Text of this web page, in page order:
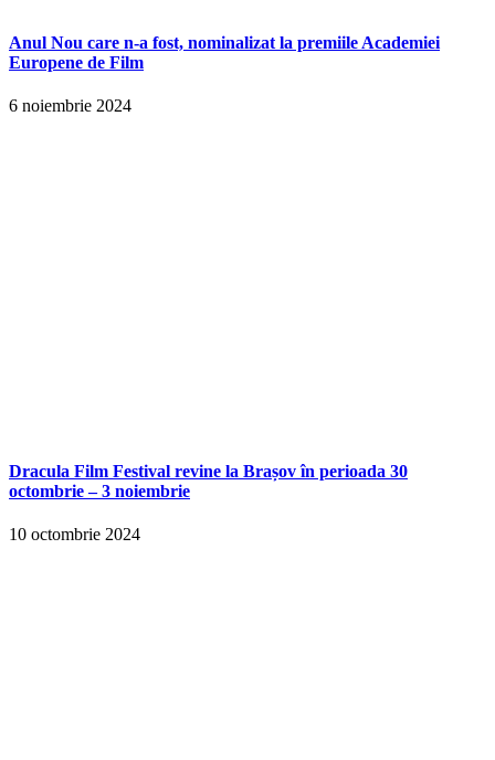
Anul Nou care n-a fost, nominalizat la premiile Academiei
Europene de Film
6 noiembrie 2024
Dracula Film Festival revine la Brașov în perioada 30
octombrie – 3 noiembrie
10 octombrie 2024